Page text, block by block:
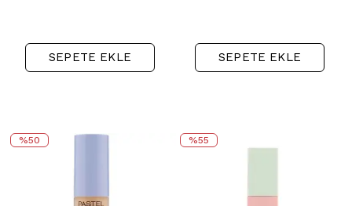
SEPETE EKLE SEPETE EKLE
%50 %55